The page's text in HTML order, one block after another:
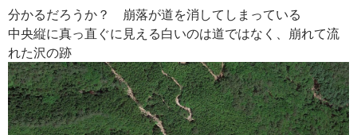
分かるだろうか？ 崩落が道を消してしまっている
中央縦に真っ直ぐに見える白いのは道ではなく、崩れて流
れた沢の跡